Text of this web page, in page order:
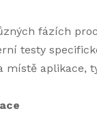
fázích
testy
místě aplikace,